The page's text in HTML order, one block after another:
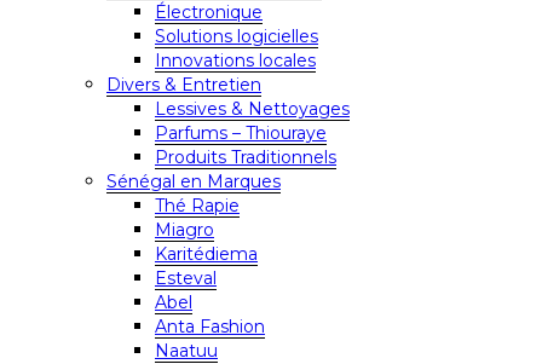
Électronique
Solutions logicielles
Innovations locales
Divers & Entretien
Lessives & Nettoyages
Parfums – Thiouraye
Produits Traditionnels
Sénégal en Marques
Thé Rapie
Miagro
Karitédiema
Esteval
Abel
Anta Fashion
Naatuu